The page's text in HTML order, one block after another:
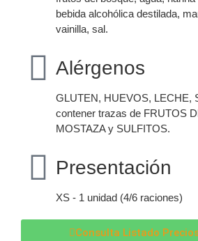
bebida alcohólica destilada,
vainilla, sal.
Alérgenos
GLUTEN, HUEVOS, LECHE,
contener trazas de FRUTOS
MOSTAZA y SULFITOS.
Presentación
XS - 1 unidad (4/6 raciones)
Consulta Listado Precios